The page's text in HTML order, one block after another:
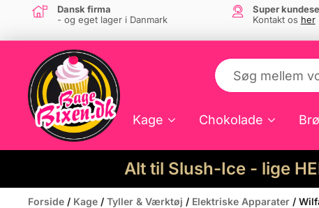
Dansk firma
- og eget lager i Danmark
Super
Kontakt os her
Kage Chokolade
Alt til Slush-Ice - lige
Forside / Kage / Tyller & Værktøj / Elektriske Apparater /